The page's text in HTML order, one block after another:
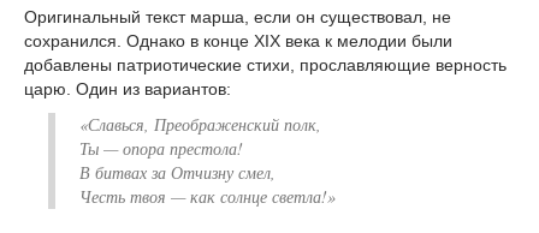
Оригинальный текст марша, если он существовал, не
сохранился. Однако в конце XIX века к мелодии были
добавлены патриотические стихи, прославляющие верность
царю. Один из вариантов:
«Славься, Преображенский полк,
Ты — опора престола!
В битвах за Отчизну смел,
Честь твоя — как солнце светла!»